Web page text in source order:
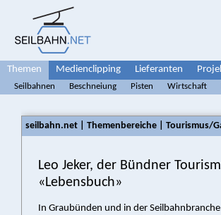
Themen Medienclipping Lieferanten
Seilbahnen Beschneiung Pisten Wirtschaft
seilbahn.net | Themenbereiche | Tourismus/
Leo Jeker, der Bündner
«Lebensbuch»
In Graubünden und in der